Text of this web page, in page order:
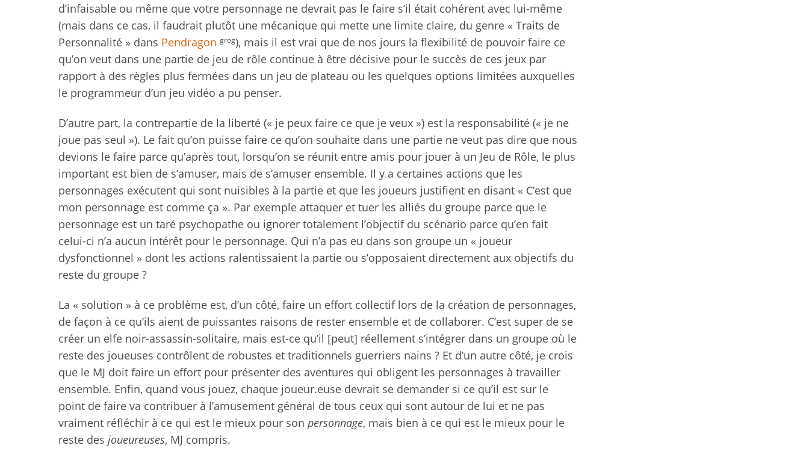
d’infaisable ou même que votre personnage ne devrait pas le faire s’il était cohérent avec lui-même
(mais dans ce cas, il faudrait plutôt une mécanique qui mette une limite claire, du genre « Traits de
Personnalité » dans Pendragon grog), mais il est vrai que de nos jours la flexibilité de pouvoir faire ce
qu’on veut dans une partie de jeu de rôle continue à être décisive pour le succès de ces jeux par
rapport à des règles plus fermées dans un jeu de plateau ou les quelques options limitées auxquelles
le programmeur d’un jeu vidéo a pu penser.
D’autre part, la contrepartie de la liberté (« je peux faire ce que je veux ») est la responsabilité (« je ne
joue pas seul »). Le fait qu’on puisse faire ce qu’on souhaite dans une partie ne veut pas dire que nous
devions le faire parce qu’après tout, lorsqu’on se réunit entre amis pour jouer à un Jeu de Rôle, le plus
important est bien de s’amuser, mais de s’amuser ensemble. Il y a certaines actions que les
personnages exécutent qui sont nuisibles à la partie et que les joueurs justifient en disant « C’est que
mon personnage est comme ça ». Par exemple attaquer et tuer les alliés du groupe parce que le
personnage est un taré psychopathe ou ignorer totalement l’objectif du scénario parce qu’en fait
celui-ci n’a aucun intérêt pour le personnage. Qui n’a pas eu dans son groupe un « joueur
dysfonctionnel » dont les actions ralentissaient la partie ou s’opposaient directement aux objectifs du
reste du groupe ?
La « solution » à ce problème est, d’un côté, faire un effort collectif lors de la création de personnages,
de façon à ce qu’ils aient de puissantes raisons de rester ensemble et de collaborer. C’est super de se
créer un elfe noir-assassin-solitaire, mais est-ce qu’il [peut] réellement s’intégrer dans un groupe où le
reste des joueuses contrôlent de robustes et traditionnels guerriers nains ? Et d’un autre côté, je crois
que le MJ doit faire un effort pour présenter des aventures qui obligent les personnages à travailler
ensemble. Enfin, quand vous jouez, chaque joueur.euse devrait se demander si ce qu’il est sur le
point de faire va contribuer à l’amusement général de tous ceux qui sont autour de lui et ne pas
vraiment réfléchir à ce qui est le mieux pour son personnage, mais bien à ce qui est le mieux pour le
reste des joueureuses, MJ compris.